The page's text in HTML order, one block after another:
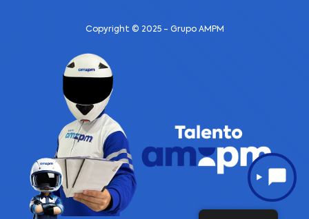
Copyright © 2025 - Grupo AMPM